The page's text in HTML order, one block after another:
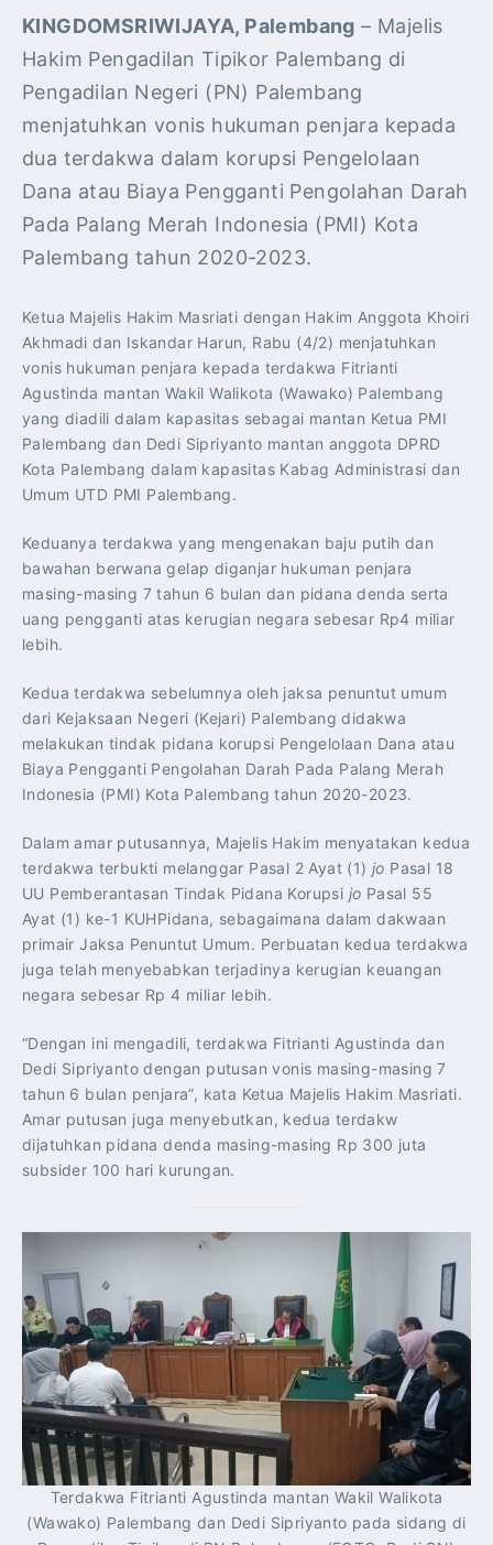
KINGDOMSRIWIJAYA, Palembang – Majelis
Hakim Pengadilan Tipikor Palembang di
Pengadilan Negeri (PN) Palembang
menjatuhkan vonis hukuman penjara kepada
dua terdakwa dalam korupsi Pengelolaan
Dana atau Biaya Pengganti Pengolahan Darah
Pada Palang Merah Indonesia (PMI) Kota
Palembang tahun 2020-2023.
Ketua Majelis Hakim Masriati dengan Hakim Anggota Khoiri
Akhmadi dan Iskandar Harun, Rabu (4/2) menjatuhkan
vonis hukuman penjara kepada terdakwa Fitrianti
Agustinda mantan Wakil Walikota (Wawako) Palembang
yang diadili dalam kapasitas sebagai mantan Ketua PMI
Palembang dan Dedi Sipriyanto mantan anggota DPRD
Kota Palembang dalam kapasitas Kabag Administrasi dan
Umum UTD PMI Palembang.
Keduanya terdakwa yang mengenakan baju putih dan
bawahan berwana gelap diganjar hukuman penjara
masing-masing 7 tahun 6 bulan dan pidana denda serta
uang pengganti atas kerugian negara sebesar Rp4 miliar
lebih.
Kedua terdakwa sebelumnya oleh jaksa penuntut umum
dari Kejaksaan Negeri (Kejari) Palembang didakwa
melakukan tindak pidana korupsi Pengelolaan Dana atau
Biaya Pengganti Pengolahan Darah Pada Palang Merah
Indonesia (PMI) Kota Palembang tahun 2020-2023.
Dalam amar putusannya, Majelis Hakim menyatakan kedua
terdakwa terbukti melanggar Pasal 2 Ayat (1) jo Pasal 18
UU Pemberantasan Tindak Pidana Korupsi jo Pasal 55
Ayat (1) ke-1 KUHPidana, sebagaimana dalam dakwaan
primair Jaksa Penuntut Umum. Perbuatan kedua terdakwa
juga telah menyebabkan terjadinya kerugian keuangan
negara sebesar Rp 4 miliar lebih.
“Dengan ini mengadili, terdakwa Fitrianti Agustinda dan
Dedi Sipriyanto dengan putusan vonis masing-masing 7
tahun 6 bulan penjara”, kata Ketua Majelis Hakim Masriati.
Amar putusan juga menyebutkan, kedua terdakw
dijatuhkan pidana denda masing-masing Rp 300 juta
subsider 100 hari kurungan.
Terdakwa Fitrianti Agustinda mantan Wakil Walikota
(Wawako) Palembang dan Dedi Sipriyanto pada sidang di